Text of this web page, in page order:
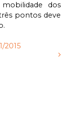
dos
pontos deve
2015